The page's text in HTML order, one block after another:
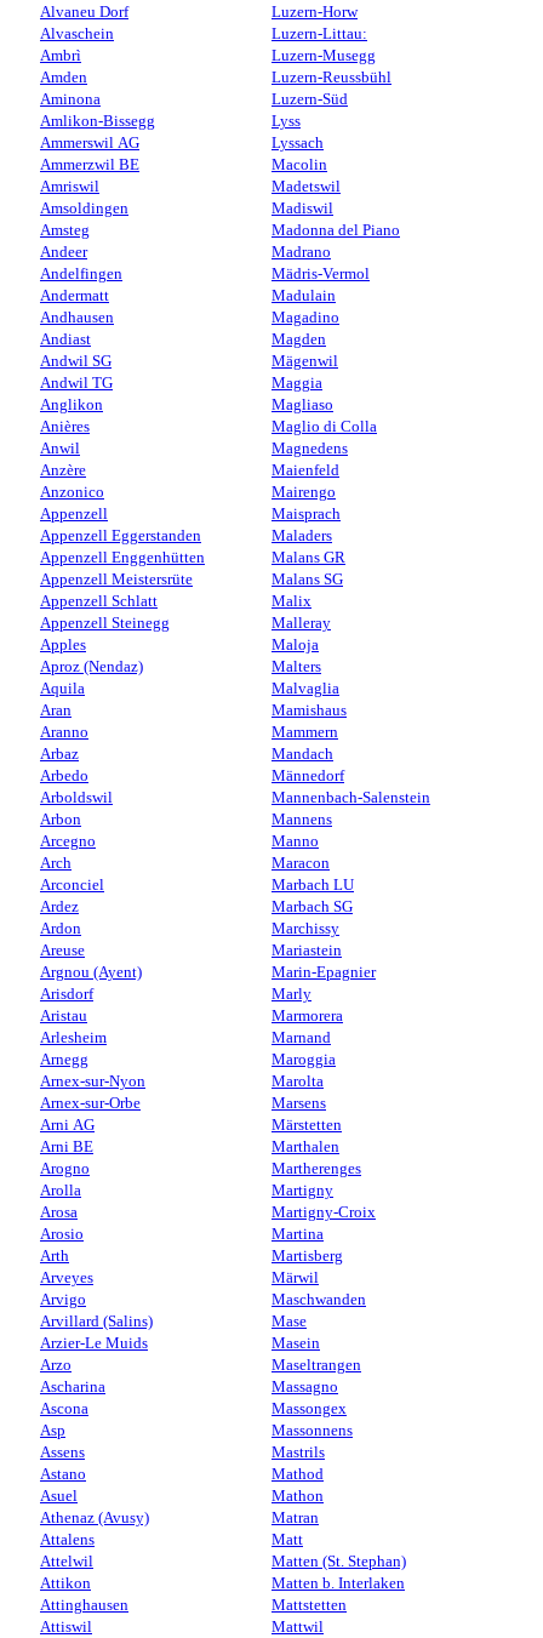
Alvaneu Dorf
Alvaschein
Ambrì
Amden
Aminona
Amlikon-Bissegg
Ammerswil AG
Ammerzwil BE
Amriswil
Amsoldingen
Amsteg
Andeer
Andelfingen
Andermatt
Andhausen
Andiast
Andwil SG
Andwil TG
Anglikon
Anières
Anwil
Anzère
Anzonico
Appenzell
Appenzell Eggerstanden
Appenzell Enggenhütten
Appenzell Meistersrüte
Appenzell Schlatt
Appenzell Steinegg
Apples
Aproz (Nendaz)
Aquila
Aran
Aranno
Arbaz
Arbedo
Arboldswil
Arbon
Arcegno
Arch
Arconciel
Ardez
Ardon
Areuse
Argnou (Ayent)
Arisdorf
Aristau
Arlesheim
Arnegg
Arnex-sur-Nyon
Arnex-sur-Orbe
Arni AG
Arni BE
Arogno
Arolla
Arosa
Arosio
Arth
Arveyes
Arvigo
Arvillard (Salins)
Arzier-Le Muids
Arzo
Ascharina
Ascona
Asp
Assens
Astano
Asuel
Athenaz (Avusy)
Attalens
Attelwil
Attikon
Attinghausen
Attiswil
Luzern-Horw
Luzern-Littau:
Luzern-Musegg
Luzern-Reussbühl
Luzern-Süd
Lyss
Lyssach
Macolin
Madetswil
Madiswil
Madonna del Piano
Madrano
Mädris-Vermol
Madulain
Magadino
Magden
Mägenwil
Maggia
Magliaso
Maglio di Colla
Magnedens
Maienfeld
Mairengo
Maisprach
Maladers
Malans GR
Malans SG
Malix
Malleray
Maloja
Malters
Malvaglia
Mamishaus
Mammern
Mandach
Männedorf
Mannenbach-Salenstein
Mannens
Manno
Maracon
Marbach LU
Marbach SG
Marchissy
Mariastein
Marin-Epagnier
Marly
Marmorera
Marnand
Maroggia
Marolta
Marsens
Märstetten
Marthalen
Martherenges
Martigny
Martigny-Croix
Martina
Martisberg
Märwil
Maschwanden
Mase
Masein
Maseltrangen
Massagno
Massongex
Massonnens
Mastrils
Mathod
Mathon
Matran
Matt
Matten (St. Stephan)
Matten b. Interlaken
Mattstetten
Mattwil